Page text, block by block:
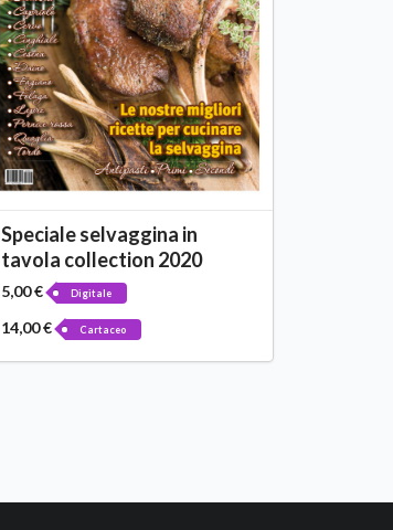
Speciale selvaggina in
tavola collection 2020
5,00 € Digitale
14,00 € Cartaceo